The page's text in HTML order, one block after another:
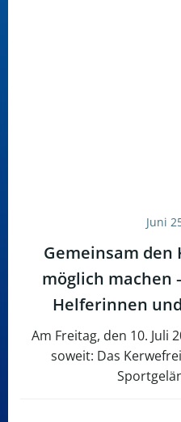
Juni
Gemeinsam den
möglich machen
Helferinnen
Am Freitag, den 10. Juli
soweit: Das